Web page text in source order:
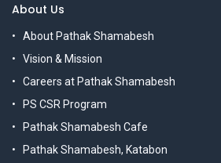
About Us
About Pathak Shamabesh
Vision & Mission
Careers at Pathak Shamabesh
PS CSR Program
Pathak Shamabesh Cafe
Pathak Shamabesh, Katabon